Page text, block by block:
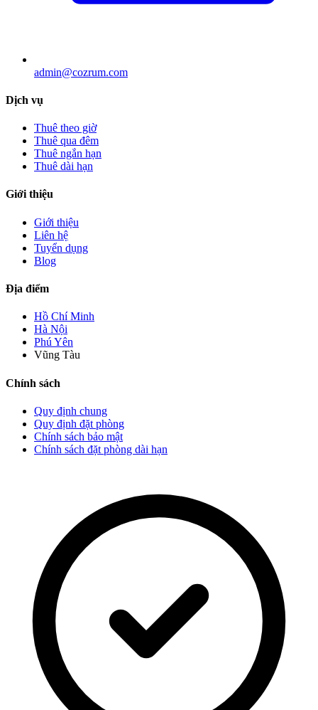
admin@cozrum.com
Dịch vụ
Thuê theo giờ
Thuê qua đêm
Thuê ngắn hạn
Thuê dài hạn
Giới thiệu
Giới thiệu
Liên hệ
Tuyển dụng
Blog
Địa điểm
Hồ Chí Minh
Hà Nội
Phú Yên
Vũng Tàu
Chính sách
Quy định chung
Quy định đặt phòng
Chính sách bảo mật
Chính sách đặt phòng dài hạn